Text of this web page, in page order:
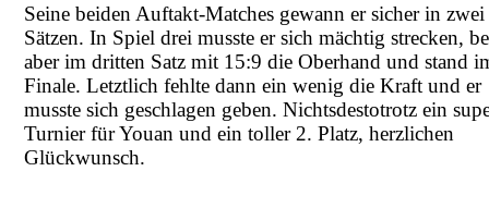
Seine beiden Auftakt-Matches gewann er sicher in zwei
Sätzen. In Spiel drei musste er sich mächtig strecken,
aber im dritten Satz mit 15:9 die Oberhand und stand
Finale. Letztlich fehlte dann ein wenig die Kraft und er
musste sich geschlagen geben. Nichtsdestotrotz ein
Turnier für Youan und ein toller 2. Platz, herzlichen
Glückwunsch.